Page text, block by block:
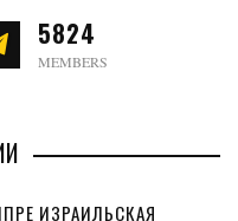
5824
MEMBERS
ИЗРАИЛЬСКАЯ